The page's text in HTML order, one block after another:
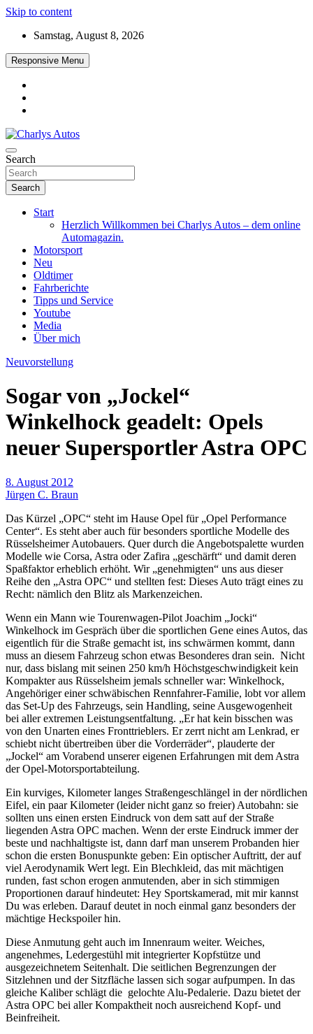
Skip to content
Samstag, August 8, 2026
Responsive Menu
Charlys Autos
Das neue Automagazin – global. regional. informativ. interaktiv
Search
Search
Start
Herzlich Willkommen bei Charlys Autos – dem online
Automagazin.
Motorsport
Neu
Oldtimer
Fahrberichte
Tipps und Service
Youtube
Media
Über mich
Neuvorstellung
Sogar von „Jockel“
Winkelhock geadelt: Opels
neuer Supersportler Astra OPC
8. August 2012
Jürgen C. Braun
Das Kürzel „OPC“ steht im Hause Opel für „Opel Performance
Center“. Es steht aber auch für besonders sportliche Modelle des
Rüsselsheimer Autobauers. Quer durch die Angebotspalette wurden
Modelle wie Corsa, Astra oder Zafira „geschärft“ und damit deren
Spaßfaktor erheblich erhöht. Wir „genehmigten“ uns aus dieser
Reihe den „Astra OPC“ und stellten fest: Dieses Auto trägt eines zu
Recht: nämlich den Blitz als Markenzeichen.
Wenn ein Mann wie Tourenwagen-Pilot Joachim „Jocki“
Winkelhock im Gespräch über die sportlichen Gene eines Autos, das
eigentlich für die Straße gemacht ist, ins schwärmen kommt, dann
muss an diesem Fahrzeug schon etwas Besonderes dran sein. Nicht
nur, dass bislang mit seinen 250 km/h Höchstgeschwindigkeit kein
Kompakter aus Rüsselsheim jemals schneller war: Winkelhock,
Angehöriger einer schwäbischen Rennfahrer-Familie, lobt vor allem
das Set-Up des Fahrzeugs, sein Handling, seine Ausgewogenheit
bei aller extremen Leistungsentfaltung. „Er hat kein bisschen was
von den Unarten eines Fronttrieblers. Er zerrt nicht am Lenkrad, er
schiebt nicht übertreiben über die Vorderräder“, plauderte der
„Jockel“ am Vorabend unserer eigenen Erfahrungen mit dem Astra
der Opel-Motorsportabteilung.
Ein kurviges, Kilometer langes Straßengeschlängel in der nördlichen
Eifel, ein paar Kilometer (leider nicht ganz so freier) Autobahn: sie
sollten uns einen ersten Eindruck von dem satt auf der Straße
liegenden Astra OPC machen. Wenn der erste Eindruck immer der
beste und nachhaltigste ist, dann darf man unserem Probanden hier
schon die ersten Bonuspunkte geben: Ein optischer Auftritt, der auf
viel Aerodynamik Wert legt. Ein Blechkleid, das mit mächtigen
runden, fast schon erogen anmutenden, aber in sich stimmigen
Proportionen darauf hindeutet: Hey Sportskamerad, mit mir kannst
Du was erleben. Darauf deutet in noch einmal ganz besonders der
mächtige Heckspoiler hin.
Diese Anmutung geht auch im Innenraum weiter. Weiches,
angenehmes, Ledergestühl mit integrierter Kopfstütze und
ausgezeichnetem Seitenhalt. Die seitlichen Begrenzungen der
Sitzlehnen und der Sitzfläche lassen sich sogar aufpumpen. In das
gleiche Kaliber schlägt die gelochte Alu-Pedalerie. Dazu bietet der
Astra OPC bei aller Kompaktheit noch ausreichend Kopf- und
Beinfreiheit.